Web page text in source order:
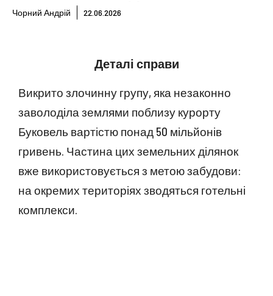
Чорний Андрій 22.06.2026
Деталі справи
Викрито злочинну групу, яка незаконно
заволоділа землями поблизу курорту
Буковель вартістю понад 50 мільйонів
гривень. Частина цих земельних ділянок
вже використовується з метою забудови:
на окремих територіях зводяться готельні
комплекси.